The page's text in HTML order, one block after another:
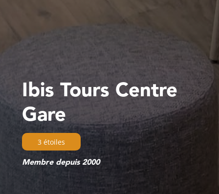
Ibis Tours Centre
Gare
3 étoiles
Membre depuis 2000